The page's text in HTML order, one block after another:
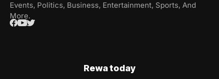
Events, Politics, Business, Entertainment, Sports, And
More.
Rewa today